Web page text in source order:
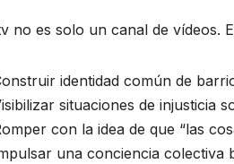
no es solo un canal de vídeos.
identidad común de
situaciones de injusticia
con la idea de que “las
una conciencia colectiva